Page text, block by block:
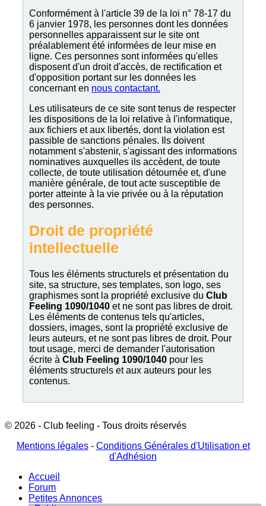
Conformément à l'article 39 de la loi n° 78-17 du
6 janvier 1978, les personnes dont les données
personnelles apparaissent sur le site ont
préalablement été informées de leur mise en
ligne. Ces personnes sont informées qu'elles
disposent d'un droit d'accès, de rectification et
d'opposition portant sur les données les
concernant en nous contactant.
Les utilisateurs de ce site sont tenus de respecter
les dispositions de la loi relative à l'informatique,
aux fichiers et aux libertés, dont la violation est
passible de sanctions pénales. Ils doivent
notamment s'abstenir, s'agissant des informations
nominatives auxquelles ils accèdent, de toute
collecte, de toute utilisation détournée et, d'une
manière générale, de tout acte susceptible de
porter atteinte à la vie privée ou à la réputation
des personnes.
Droit de propriété
intellectuelle
Tous les éléments structurels et présentation du
site, sa structure, ses templates, son logo, ses
graphismes sont la propriété exclusive du Club
Feeling 1090/1040 et ne sont pas libres de droit.
Les éléments de contenus tels qu'articles,
dossiers, images, sont la propriété exclusive de
leurs auteurs, et ne sont pas libres de droit. Pour
tout usage, merci de demander l'autorisation
écrite à Club Feeling 1090/1040 pour les
éléments structurels et aux auteurs pour les
contenus.
© 2026 - Club feeling - Tous droits réservés
Mentions légales- Conditions Générales d'Utilisation et
d'Adhésion
Accueil
Forum
Petites Annonces